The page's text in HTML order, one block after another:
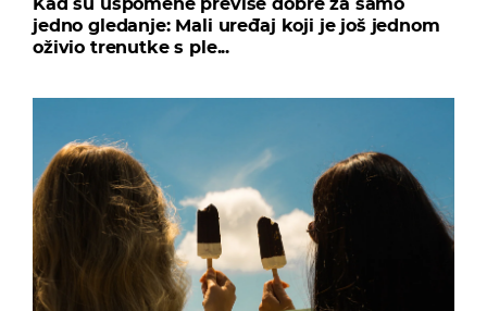
jedno gledanje: Mali uređaj koji je još jednom
oživio trenutke s ple...